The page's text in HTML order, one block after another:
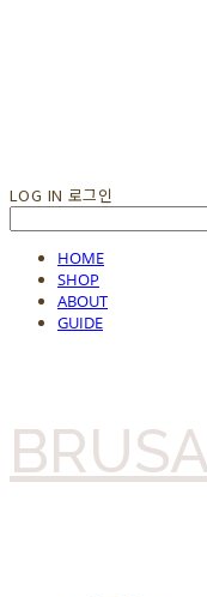
LOG IN 로그인
HOME
SHOP
ABOUT
GUIDE